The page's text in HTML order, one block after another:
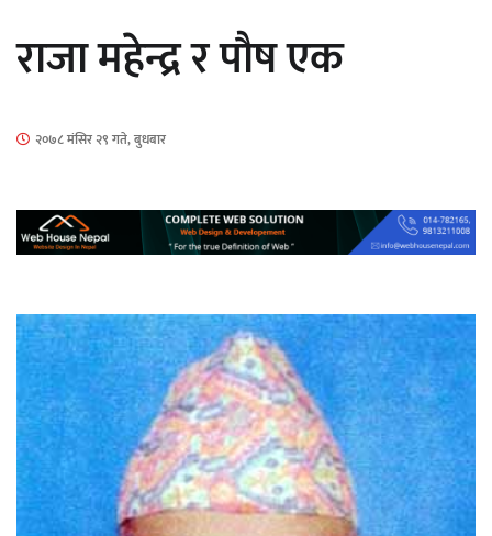
हलमा छैन ‘गौँथली’को टिकट
‘आइतबारको अफिस’ को परिचर्चा सम्पन्न
राजा महेन्द्र र पौष एक
२०७८ मंसिर २९ गते, बुधबार